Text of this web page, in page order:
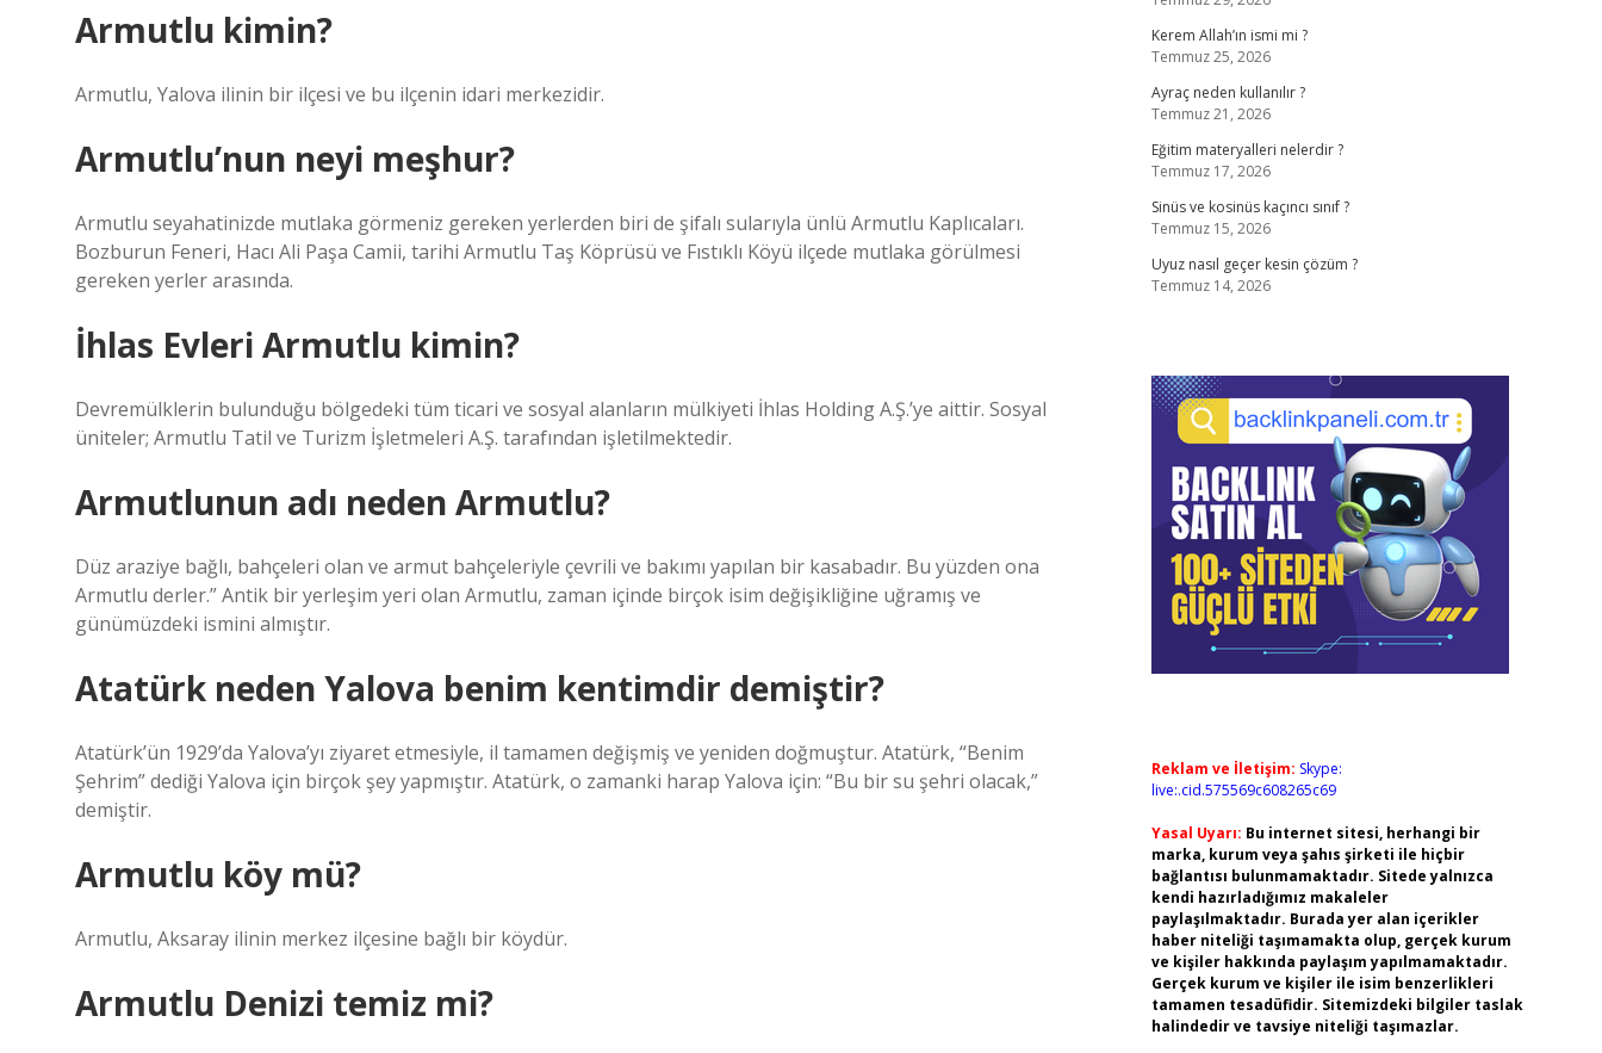
Armutlu kimin?
Armutlu, Yalova ilinin bir ilçesi ve bu ilçenin idari merkezidir.
Armutlu’nun neyi meşhur?
Armutlu seyahatinizde mutlaka görmeniz gereken yerlerden biri de şifalı sularıyla ünlü Armutlu Kaplıcaları.
Bozburun Feneri, Hacı Ali Paşa Camii, tarihi Armutlu Taş Köprüsü ve Fıstıklı Köyü ilçede mutlaka görülmesi
gereken yerler arasında.
İhlas Evleri Armutlu kimin?
Devremülklerin bulunduğu bölgedeki tüm ticari ve sosyal alanların mülkiyeti İhlas Holding A.Ş.’ye aittir. Sosyal
üniteler; Armutlu Tatil ve Turizm İşletmeleri A.Ş. tarafından işletilmektedir.
Armutlunun adı neden Armutlu?
Düz araziye bağlı, bahçeleri olan ve armut bahçeleriyle çevrili ve bakımı yapılan bir kasabadır. Bu yüzden ona
Armutlu derler.” Antik bir yerleşim yeri olan Armutlu, zaman içinde birçok isim değişikliğine uğramış ve
günümüzdeki ismini almıştır.
Atatürk neden Yalova benim kentimdir demiştir?
Atatürk’ün 1929’da Yalova’yı ziyaret etmesiyle, il tamamen değişmiş ve yeniden doğmuştur. Atatürk, “Benim
Şehrim” dediği Yalova için birçok şey yapmıştır. Atatürk, o zamanki harap Yalova için: “Bu bir su şehri olacak,”
demiştir.
Armutlu köy mü?
Armutlu, Aksaray ilinin merkez ilçesine bağlı bir köydür.
Armutlu Denizi temiz mi?
Kerem Allah’ın ismi mi ?
Temmuz 25, 2026
Ayraç neden kullanılır ?
Temmuz 21, 2026
Eğitim materyalleri nelerdir ?
Temmuz 17, 2026
Sinüs ve kosinüs kaçıncı sınıf ?
Temmuz 15, 2026
Uyuz nasıl geçer kesin çözüm ?
Temmuz 14, 2026
Reklam ve İletişim: Skype:
live:.cid.575569c608265c69
Yasal Uyarı: Bu internet sitesi, herhangi bir
marka, kurum veya şahıs şirketi ile hiçbir
bağlantısı bulunmamaktadır. Sitede yalnızca
kendi hazırladığımız makaleler
paylaşılmaktadır. Burada yer alan içerikler
haber niteliği taşımamakta olup, gerçek kurum
ve kişiler hakkında paylaşım yapılmamaktadır.
Gerçek kurum ve kişiler ile isim benzerlikleri
tamamen tesadüfidir. Sitemizdeki bilgiler taslak
halindedir ve tavsiye niteliği taşımazlar.